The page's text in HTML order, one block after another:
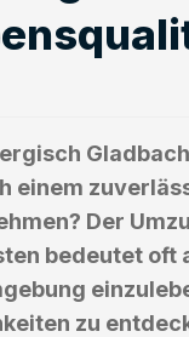
einem
Der
bedeutet oft
zu